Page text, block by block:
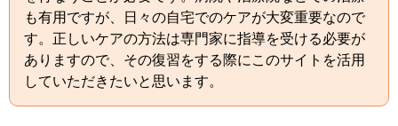
も有用ですが、日々の自宅でのケアが大変重要なので
す。正しいケアの方法は専門家に指導を受ける必要が
ありますので、その復習をする際にこのサイトを活用
していただきたいと思います。